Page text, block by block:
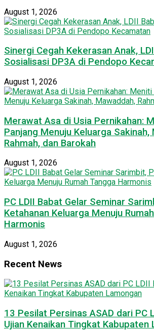
August 1, 2026
Sinergi Cegah Kekerasan Anak,
Sosialisasi DP3A di Pendopo
August 1, 2026
Merawat Asa di Usia Pernikahan:
Panjang Menuju Keluarga Sakinah,
Rahmah, dan Barokah
August 1, 2026
PC LDII Babat Gelar Seminar
Ketahanan Keluarga Menuju
Harmonis
August 1, 2026
Recent News
13 Pesilat Persinas ASAD dari PC
Ujian Kenaikan Tingkat Kabupaten